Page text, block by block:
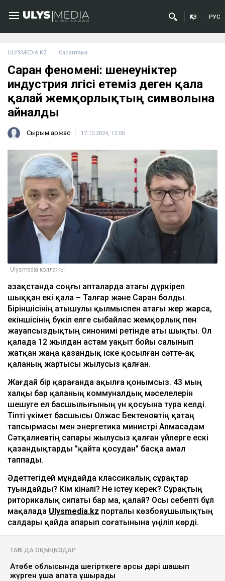
ҚАЗ РУС
ULYSMEDIA.KZ Сараптама
Саран феномені: шенеуніктер
индустрия үлгісі етеміз деген қала
қалай жемқорлықтың символына
айналды
Сырым Қаржас 17.10.2024, 12:00
Ulysmedia коллажы
Қазақстанда соңғы апталарда атағы дүркіреп
шыққан екі қала – Талғар және Саран болды.
Біріншісінің атышулы қылмыспен атағы жер жарса,
екіншісінің бүкіл елге сыбайлас жемқорлық пен
жауапсыздықтың синонимі ретінде аты шықты. Ол
қалада 12 жылдан астам уақыт бойы салынып
жатқан жаңа қазандық іске қосылған сәтте-ақ
қаланың жартысы жылусыз қалған.
Жағдай бір қарағанда ақылға қонымсыз. 43 мың
халқы бар қаланың коммуналдық мәселелерін
шешуге ел басшылығының үн қосуына тура келді.
Тіпті үкімет басшысы Олжас Бектеновтің қатаң
тапсырмасы мен энергетика министрі Алмасадам
Сәтқалиевтің сапары жылусыз қалған үйлерге ескі
қазандықтарды "қайта қосудан" басқа амал
таппады.
Әдеттегідей мұндайда классикалық сұрақтар
туындайды? Кім кінәлі? Не істеу керек? Сұрақтың
риторикалық сипаты бар ма, қалай? Осы себепті бұл
мақалада Ulysmedia.kz порталы көзбояушылықтың
салдары қайда апарып соғатынына үңіліп көрді.
ТАҒЫ ДА ОҚЫҢЫЗДАР
Ақтөбе облысында шегірткеге қарсы дәрі шашып
жүрген ұшақ апатқа ұшырады